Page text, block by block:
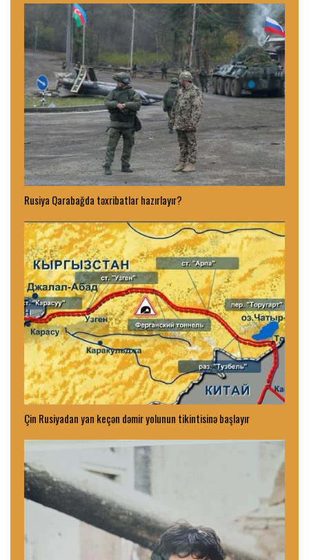
Rusiya Qarabağda təxribatlar hazırlayır?
Çin Rusiyadan yan keçən dəmir yolunun tikintisinə başlayır